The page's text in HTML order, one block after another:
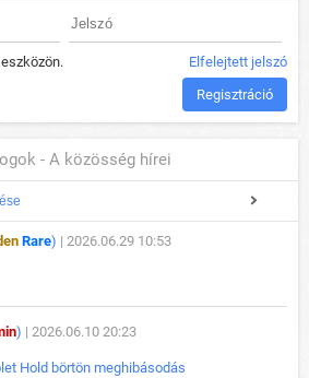
Elfelejtett jelszó
Regisztráció
- A közösség hírei
Rare) | 2026.06.29 10:53
) | 2026.06.10 20:23
Hold börtön meghibásodás